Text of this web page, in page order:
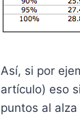
Así, si por
artículo) eso
puntos al